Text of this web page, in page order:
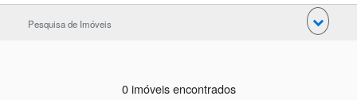
Pesquisa de Imóveis
0 imóveis encontrados